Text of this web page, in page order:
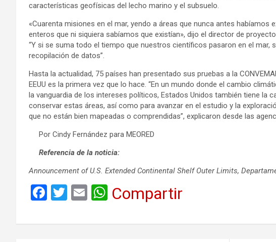
características geofísicas del lecho marino y el subsuelo.
«Cuarenta misiones en el mar, yendo a áreas que nunca antes
enteros que ni siquiera sabíamos que existían», dijo el director de
“Y si se suma todo el tiempo que nuestros científicos pasaron en el mar,
recopilación de datos”.
Hasta la actualidad, 75 países han presentado sus pruebas a la
EEUU es la primera vez que lo hace. “En un mundo donde el cambio
la vanguardia de los intereses políticos, Estados Unidos también tiene la
conservar estas áreas, así como para avanzar en el estudio y la
que no están bien mapeadas o comprendidas”, explicaron desde las
Por Cindy Fernández para MEORED
Referencia de la noticia:
Announcement of U.S. Extended Continental Shelf Outer Limits,
F
ce
T
tt
E
ail
W
at
Compartir